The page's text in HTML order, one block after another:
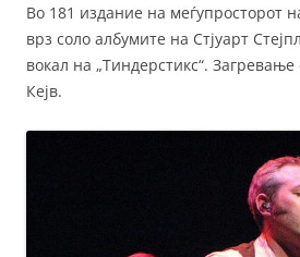
Во 181 издание на меѓупросторот
врз соло албумите на Стјуарт
вокал на „Тиндерстикс“.
Кејв.